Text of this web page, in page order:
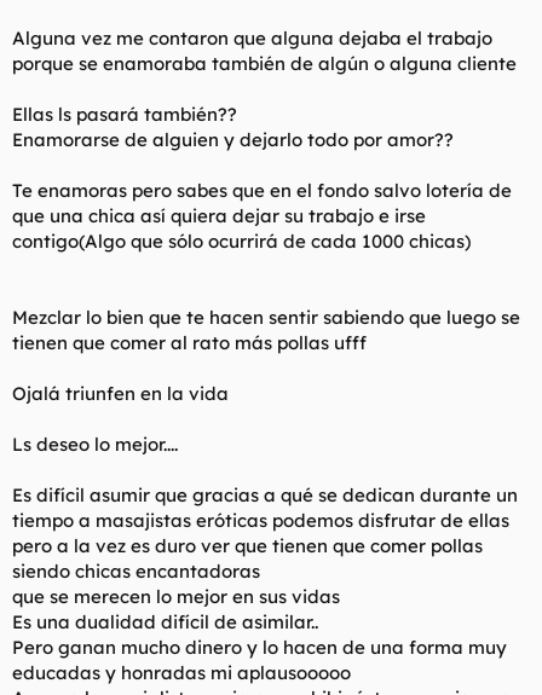
a
Alguna vez me contaron que alguna dejaba el trabajo
porque se enamoraba también de algún o alguna cliente
Ellas ls pasará también??
Enamorarse de alguien y dejarlo todo por amor??
Te enamoras pero sabes que en el fondo salvo lotería de
que una chica así quiera dejar su trabajo e irse
contigo(Algo que sólo ocurrirá de cada 1000 chicas)
Mezclar lo bien que te hacen sentir sabiendo que luego se
tienen que comer al rato más pollas ufff
Ojalá triunfen en la vida
Ls deseo lo mejor....
Es difícil asumir que gracias a qué se dedican durante un
tiempo a masajistas eróticas podemos disfrutar de ellas
pero a la vez es duro ver que tienen que comer pollas
siendo chicas encantadoras
que se merecen lo mejor en sus vidas
Es una dualidad difícil de asimilar..
Pero ganan mucho dinero y lo hacen de una forma muy
educadas y honradas mi aplausooooo